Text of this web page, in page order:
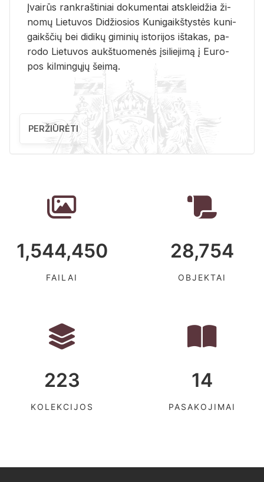
Įvai­rūs rank­raš­ti­niai do­ku­men­tai at­sklei­džia ži­
no­mų Lie­tu­vos Di­džio­sios Ku­ni­gaikš­tys­tės ku­ni­
gaikš­čių bei di­di­kų gi­mi­nių is­to­ri­jos iš­ta­kas, pa­
ro­do Lie­tu­vos aukš­tuo­me­nės įsi­lie­ji­mą į Eu­ro­
pos kil­min­gų­jų šei­mą.
PERŽIŪRĖTI
1,544,450
FAILAI
28,754
OBJEKTAI
223
KOLEKCIJOS
14
PASAKOJIMAI